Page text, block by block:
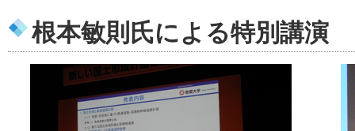
根本敏則氏による特別講演